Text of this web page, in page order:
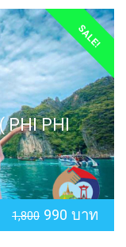
SALE!
PHI PHI
1,800 990 บาท